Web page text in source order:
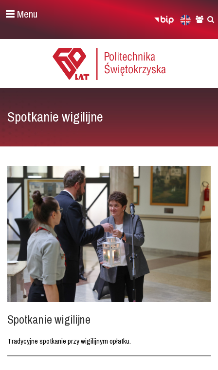
Menu
Spotkanie wigilijne
Spotkanie wigilijne
Tradycyjne spotkanie przy wigilijnym opłatku.